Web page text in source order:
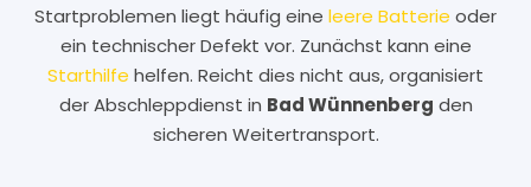
Startproblemen liegt häufig eine leere Batterie oder
ein technischer Defekt vor. Zunächst kann eine
Starthilfe helfen. Reicht dies nicht aus, organisiert
der Abschleppdienst in Bad Wünnenberg den
sicheren Weitertransport.